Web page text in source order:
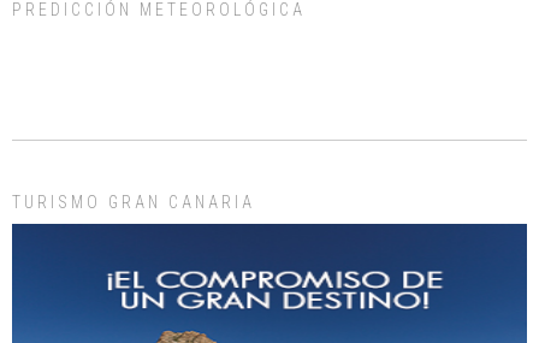
días, ella incluida...
PREDICCIÓN METEOROLÓGICA
TURISMO GRAN CANARIA